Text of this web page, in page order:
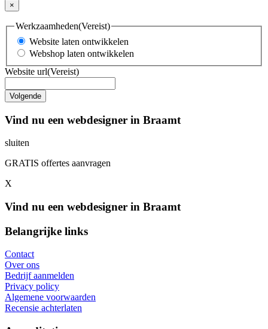
×
Werkzaamheden(Vereist)
Website laten ontwikkelen
Webshop laten ontwikkelen
Website url(Vereist)
Vind nu een webdesigner in Braamt
sluiten
GRATIS offertes aanvragen
X
Vind nu een webdesigner in Braamt
Belangrijke links
Contact
Over ons
Bedrijf aanmelden
Privacy policy
Algemene voorwaarden
Recensie achterlaten